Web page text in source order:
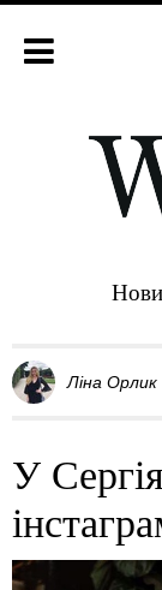
Ліна Орлик
У